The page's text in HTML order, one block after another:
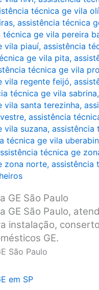
técnica ge vila
, assistência técnica
técnica ge vila pereira
vila piauí, assistência
ge vila pita,
técnica ge vila
vila regente feijó,
técnica ge vila sabrina,
vila santa terezinha,
, assistência
vila suzana, assistência
técnica ge vila
técnica ge
zona norte, assistência
GE São Paulo
GE São Paulo,
instalação,
GE.
São Paulo
em SP